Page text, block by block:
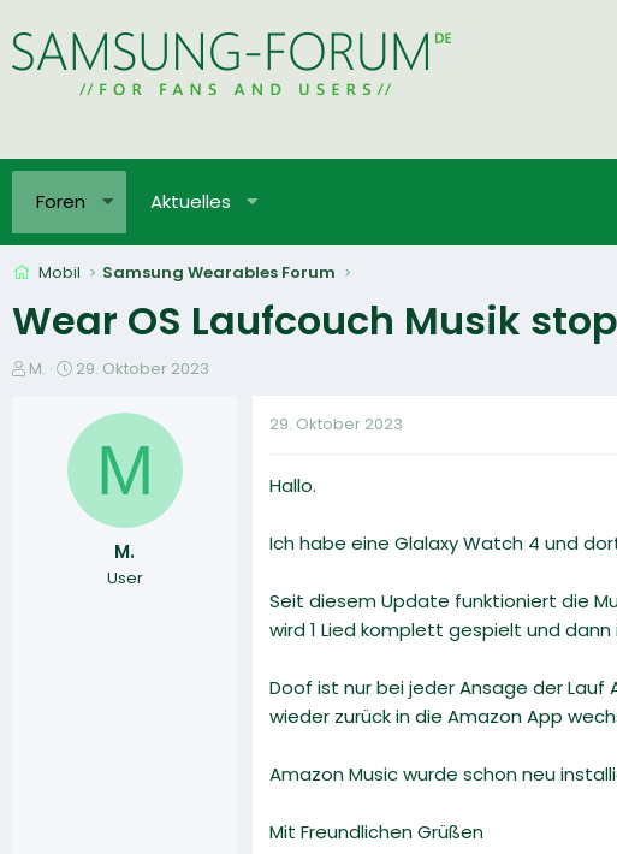
Foren Aktuelles
Mobil Samsung Wearables Forum
Wear OS Laufcouch Musik
E
M.
E
t
29. Oktober 2023
M
M.
User
29. Oktober 2023
Hallo.
Ich habe eine Glalaxy Watch 4 und
Seit diesem Update funktioniert die
wird 1 Lied komplett gespielt und
Doof ist nur bei jeder Ansage der
wieder zurück in die Amazon App
Amazon Music wurde schon neu
Mit Freundlichen Grüßen